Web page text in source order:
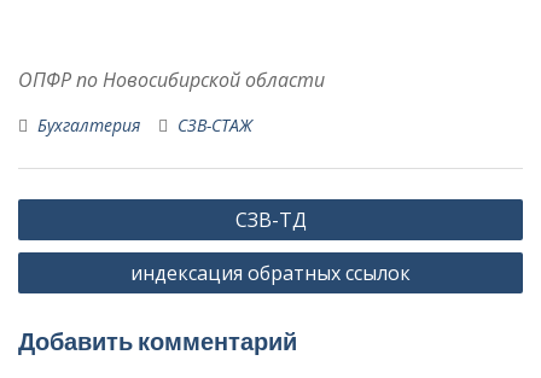
ОПФР по Новосибирской области
Бухгалтерия СЗВ-СТАЖ
Навигация
по
СЗВ-ТД
индексация обратных ссылок
Добавить комментарий